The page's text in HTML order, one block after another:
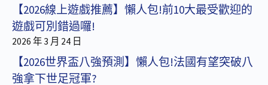
【2026線上遊戲推薦】懶人包!前10大最受歡迎的
遊戲可別錯過囉!
2026 年 3 月 24 日
【2026世界盃八強預測】懶人包!法國有望突破八
強拿下世足冠軍?